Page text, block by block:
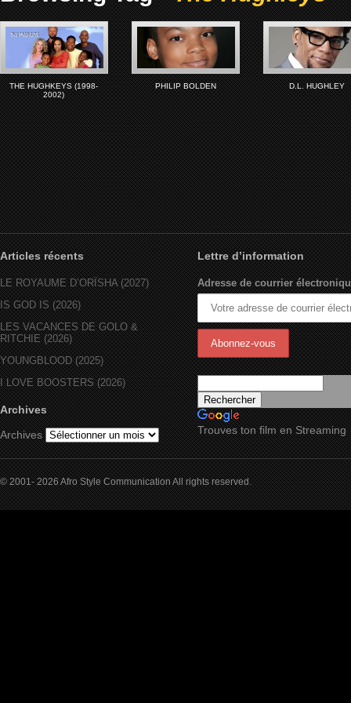
THE HUGHKEYS (1998-
2002)
PHILIP BOLDEN D.L. HUGHLEY
Articles récents
LE ROYAUME D’ORÏSHA (2027)
IS GOD IS (2026)
LES VACANCES DE GOLO &
RITCHIE (2026)
YOUNGBLOOD (2025)
I LOVE BOOSTERS (2026)
Archives
Archives
Lettre d’information
Adresse de courrier
Trouves ton film en Streaming
© 2001- 2026 Afro Style Communication All rights reserved.